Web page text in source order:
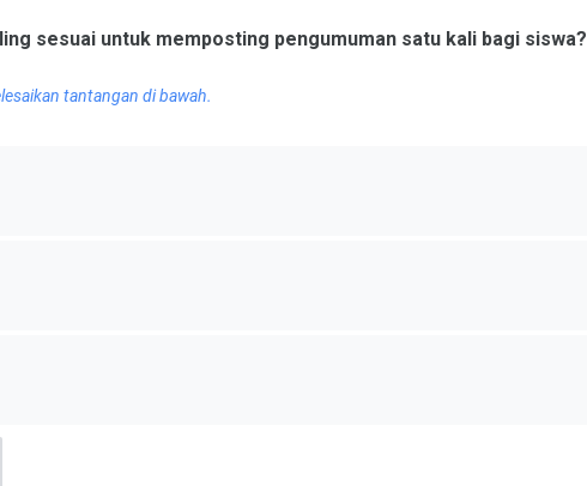
sesuai untuk memposting pengumuman satu kali bagi siswa?
tantangan di bawah.